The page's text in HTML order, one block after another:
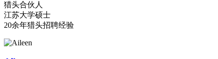
猎头合伙人
江苏大学硕士
20余年猎头招聘经验